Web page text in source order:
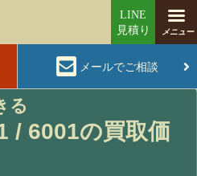
メールでご相談
/ 6001の買取価